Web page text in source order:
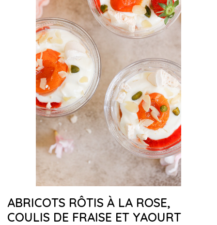
ABRICOTS RÔTIS À LA ROSE,
COULIS DE FRAISE ET YAOURT